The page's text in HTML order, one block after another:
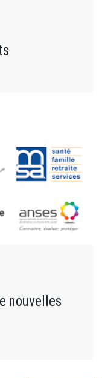
nouvelles